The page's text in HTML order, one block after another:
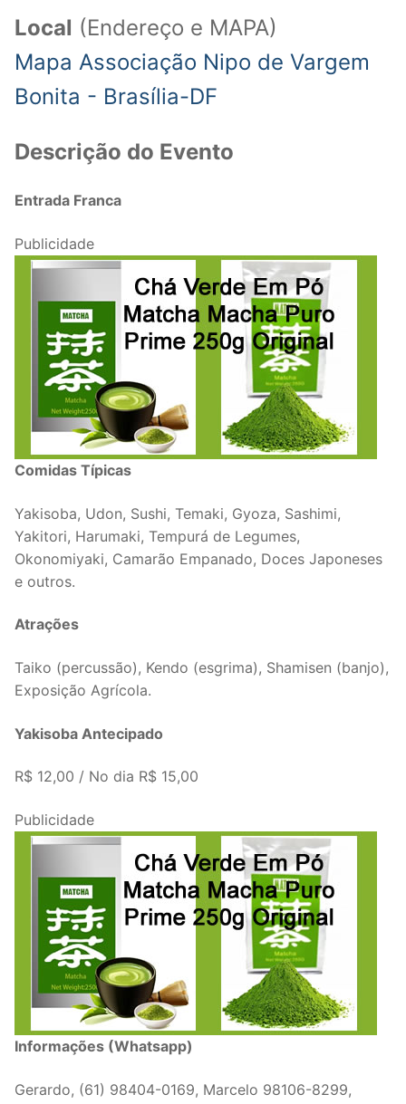
Local (Endereço e MAPA)
Mapa Associação Nipo de Vargem
Bonita - Brasília-DF
Descrição do Evento
Entrada Franca
Publicidade
Comidas Típicas
Yakisoba, Udon, Sushi, Temaki, Gyoza, Sashimi,
Yakitori, Harumaki, Tempurá de Legumes,
Okonomiyaki, Camarão Empanado, Doces Japoneses
e outros.
Atrações
Taiko (percussão), Kendo (esgrima), Shamisen (banjo),
Exposição Agrícola.
Yakisoba Antecipado
R$ 12,00 / No dia R$ 15,00
Publicidade
Informações (Whatsapp)
Gerardo, (61) 98404-0169, Marcelo 98106-8299,